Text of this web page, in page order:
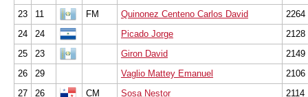
23 11 FM Quinonez Centeno Carlos David
2264
24
24 Picado Jorge
2128
25
23 Giron David
2149
26
29 Vaglio Mattey Emanuel
2106
27
26 CM Sosa Nestor
2114